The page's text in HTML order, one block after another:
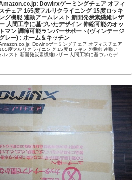
Dowinxゲーミングチェア オフィ
スチェア 165度フルリクライニング 15度ロッキ
ング機能 連動アームレスト 新開発炭素繊維レザ
ー 人間工学に基づいたデザイン 伸縮可能のオッ
トマン 調節可能ランバーサポート(ヴィンテージ
グレー) : ホーム＆キッチン
Dowinxゲーミングチェア オフィスチェア
度フルリクライニング 15度ロッキング機能 連動アー
レスト 新開発炭素繊維レザー 人間工学に基づいたデザ